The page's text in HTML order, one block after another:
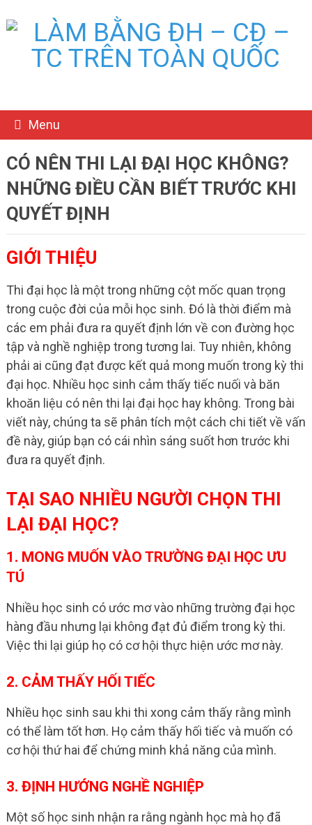
Menu
CÓ NÊN THI LẠI ĐẠI HỌC KHÔNG?
NHỮNG ĐIỀU CẦN BIẾT TRƯỚC KHI
QUYẾT ĐỊNH
GIỚI THIỆU
Thi đại học là một trong những cột mốc quan trọng
trong cuộc đời của mỗi học sinh. Đó là thời điểm mà
các em phải đưa ra quyết định lớn về con đường học
tập và nghề nghiệp trong tương lai. Tuy nhiên, không
phải ai cũng đạt được kết quả mong muốn trong kỳ thi
đại học. Nhiều học sinh cảm thấy tiếc nuối và băn
khoăn liệu có nên thi lại đại học hay không. Trong bài
viết này, chúng ta sẽ phân tích một cách chi tiết về vấn
đề này, giúp bạn có cái nhìn sáng suốt hơn trước khi
đưa ra quyết định.
TẠI SAO NHIỀU NGƯỜI CHỌN THI
LẠI ĐẠI HỌC?
1. MONG MUỐN VÀO TRƯỜNG ĐẠI HỌC ƯU
TÚ
Nhiều học sinh có ước mơ vào những trường đại học
hàng đầu nhưng lại không đạt đủ điểm trong kỳ thi.
Việc thi lại giúp họ có cơ hội thực hiện ước mơ này.
2. CẢM THẤY HỐI TIẾC
Nhiều học sinh sau khi thi xong cảm thấy rằng mình
có thể làm tốt hơn. Họ cảm thấy hối tiếc và muốn có
cơ hội thứ hai để chứng minh khả năng của mình.
3. ĐỊNH HƯỚNG NGHỀ NGHIỆP
Một số học sinh nhận ra rằng ngành học mà họ đã